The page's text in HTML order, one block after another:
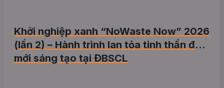
Khởi nghiệp xanh “NoWaste Now” 2026
(lần 2) – Hành trình lan tỏa tinh thần đổi
mới sáng tạo tại ĐBSCL